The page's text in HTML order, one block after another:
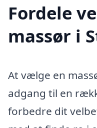
Fordele
massør i
At vælge en
adgang til en
forbedre dit